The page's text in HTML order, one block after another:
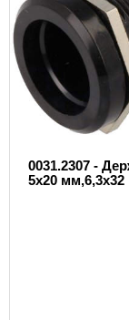
0031.2307 -
5x20